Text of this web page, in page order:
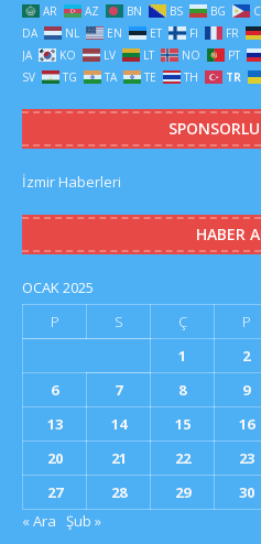
AR AZ BN BS BG
DA
NL EN ET FI FR
JA
KO LV LT NO PT
SV
TG TA TE TH TR
İzmir Haberleri
HABER
OCAK 2025
P
S Ç P
1
2
6
7 8 9
13
14 15 16
20
21 22 23
27
28 29 30
« Ara Şub »